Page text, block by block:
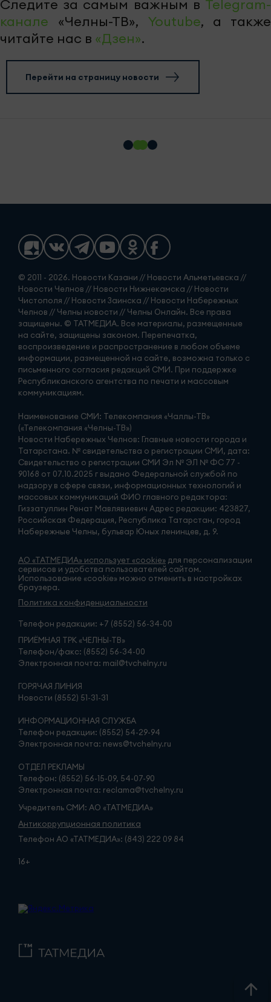
Следите за самым важным в Telegram-
канале «Челны-ТВ», Youtube, а также
читайте нас в «Дзен».
Перейти на страницу новости
© 2011 - 2026. Новости Казани // Новости Альметьевска //
Новости Челнов // Новости Нижнекамска // Новости
Чистополя // Новости Заинска // Новости Набережных
Челнов // Челны новости // Челны Онлайн. Все права
защищены. © ТАТМЕДИА. Все материалы, размещенные
на сайте, защищены законом. Перепечатка,
воспроизведение и распространение в любом объеме
информации, размещенной на сайте, возможна только с
письменного согласия редакций СМИ. При поддержке
Республиканского агентства по печати и массовым
коммуникациям.
Наименование СМИ: Телекомпания «Чаллы-ТВ»
(«Телекомпания «Челны-ТВ»)
Новости Набережных Челнов: Главные новости города и
Татарстана. № свидетельства о регистрации СМИ, дата:
Свидетельство о регистрации СМИ Эл № ЭЛ № ФС 77 -
90168 от 07.10.2025 г выдано Федеральной службой по
надзору в сфере связи, информационных технологий и
массовых коммуникаций ФИО главного редактора:
Гиззатуллин Ренат Мавлявиевич Адрес редакции: 423827,
Российская Федерация, Республика Татарстан, город
Набережные Челны, бульвар Юных ленинцев, д. 9.
АО «ТАТМЕДИА» использует «cookie» для персонализации
сервисов и удобства пользователей сайтом.
Использование «cookie» можно отменить в настройках
браузера.
Политика конфиденциальности
Телефон редакции: +7 (8552) 56-34-00
ПРИЁМНАЯ ТРК «ЧЕЛНЫ-ТВ»
Телефон/факс: (8552) 56-34-00
Электронная почта: mail@tvchelny.ru
ГОРЯЧАЯ ЛИНИЯ
Новости (8552) 51-31-31
ИНФОРМАЦИОННАЯ СЛУЖБА
Телефон редакции: (8552) 54-29-94
Электронная почта: news@tvchelny.ru
ОТДЕЛ РЕКЛАМЫ
Телефон: (8552) 56-15-09, 54-07-90
Электронная почта: reclama@tvchelny.ru
Учредитель СМИ: АО «ТАТМЕДИА»
Антикоррупционная политика
Телефон АО «ТАТМЕДИА»: (843) 222 09 84
16+